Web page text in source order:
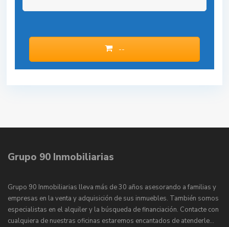
--
Grupo 90 Inmobiliarias
Grupo 90 Inmobiliarias lleva más de 30 años asesorando a familias y
empresas en la venta y adquisición de sus inmuebles. También somos
especialistas en el alquiler y la búsqueda de financiación. Contacte con
cualquiera de nuestras oficinas estaremos encantados de atenderle…